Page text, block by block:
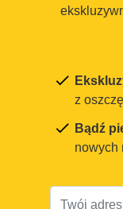
z
Bądź
nowych